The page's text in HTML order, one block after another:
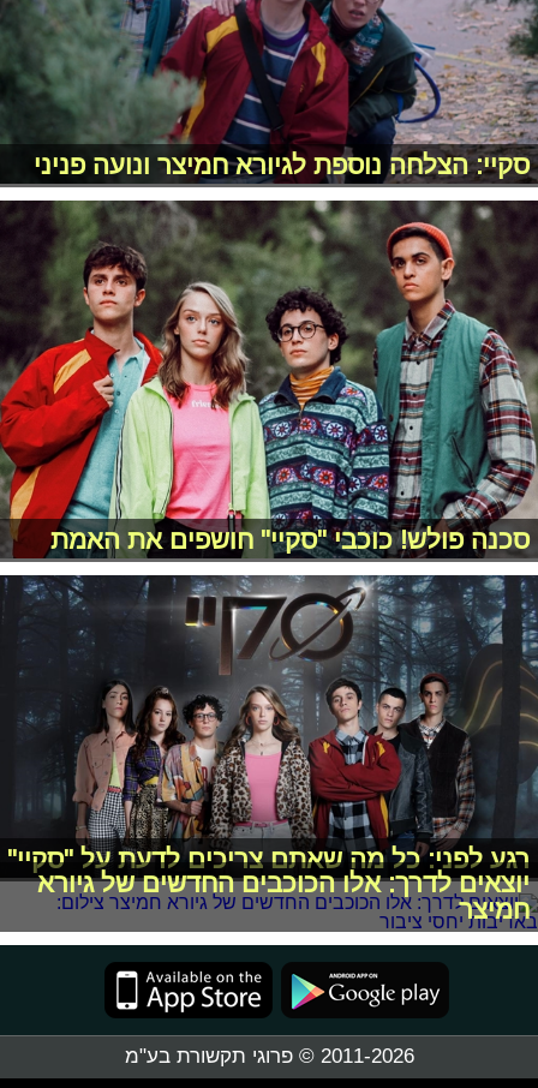
סקיי: הצלחה נוספת לגיורא חמיצר ונועה פניני
סכנה פולש! כוכבי "סקיי" חושפים את האמת
רגע לפני: כל מה שאתם צריכים לדעת על "סקיי"
יוצאים לדרך: אלו הכוכבים החדשים של גיורא
חמיצר
2011-2026 © פרוגי תקשורת בע"מ